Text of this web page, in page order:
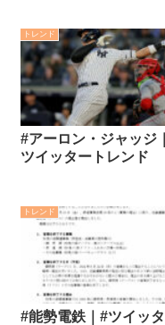
トレンド
#アーロン・ジャッジ
ツイッタートレンド
トレンド
#能勢電鉄｜#ツイッ